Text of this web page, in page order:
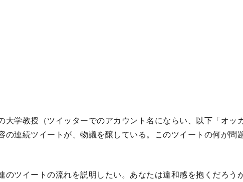
大学教授（ツイッターでのアカウント名にならい、以下「オッ
の連続ツイートが、物議を醸している。このツイートの何が問
のツイートの流れを説明したい。あなたは違和感を抱くだろう